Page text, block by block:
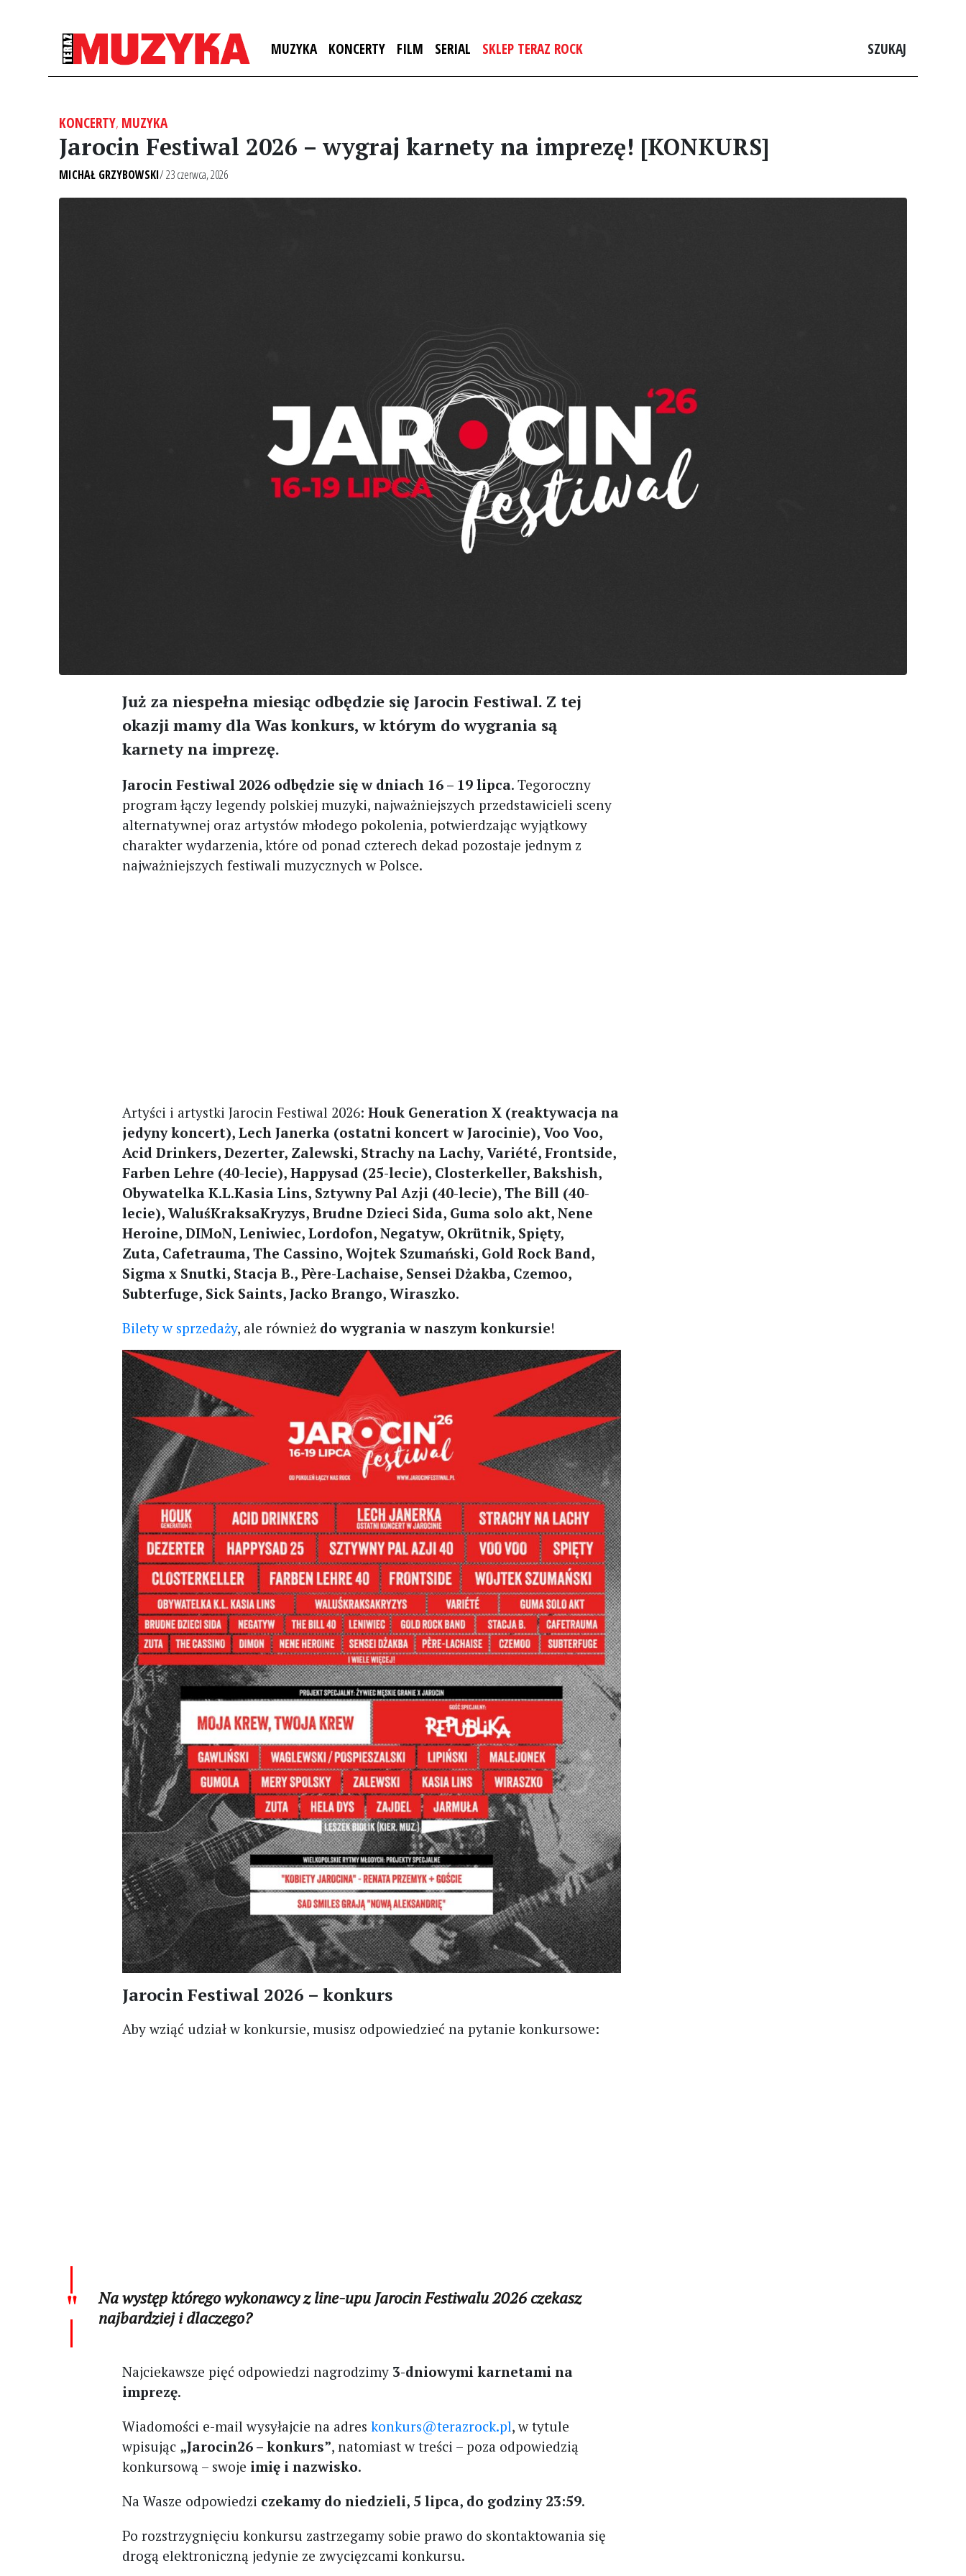
MUZYKA KONCERTY FILM SERIAL SKLEP TERAZ ROCK SZUKAJ
KONCERTY, MUZYKA
Jarocin Festiwal 2026 – wygraj karnety na imprezę! [KONKURS]
MICHAŁ GRZYBOWSKI/ 23 czerwca, 2026
Już za niespełna miesiąc odbędzie się Jarocin Festiwal. Z tej
okazji mamy dla Was konkurs, w którym do wygrania są
karnety na imprezę.
Jarocin Festiwal 2026 odbędzie się w dniach 16 – 19 lipca. Tegoroczny
program łączy legendy polskiej muzyki, najważniejszych przedstawicieli sceny
alternatywnej oraz artystów młodego pokolenia, potwierdzając wyjątkowy
charakter wydarzenia, które od ponad czterech dekad pozostaje jednym z
najważniejszych festiwali muzycznych w Polsce.
Artyści i artystki Jarocin Festiwal 2026:Houk Generation X (reaktywacja na
jedyny koncert), Lech Janerka (ostatni koncert w Jarocinie), Voo Voo,
Acid Drinkers, Dezerter, Zalewski, Strachy na Lachy, Variété, Frontside,
Farben Lehre (40-lecie), Happysad (25-lecie), Closterkeller, Bakshish,
Obywatelka K.L.Kasia Lins, Sztywny Pal Azji (40-lecie), The Bill (40-
lecie), WaluśKraksaKryzys, Brudne Dzieci Sida, Guma solo akt, Nene
Heroine, DIMoN, Leniwiec, Lordofon, Negatyw, Okrütnik, Spięty,
Zuta, Cafetrauma, The Cassino, Wojtek Szumański, Gold Rock Band,
Sigma x Snutki, Stacja B., Père-Lachaise, Sensei Dżakba, Czemoo,
Subterfuge, Sick Saints, Jacko Brango, Wiraszko.
Bilety w sprzedaży, ale również do wygrania w naszym konkursie!
Jarocin Festiwal 2026 – konkurs
Aby wziąć udział w konkursie, musisz odpowiedzieć na pytanie konkursowe:
Na występ którego wykonawcy z line-upu Jarocin Festiwalu 2026 czekasz
najbardziej i dlaczego?
Najciekawsze pięć odpowiedzi nagrodzimy 3-dniowymi karnetami na
imprezę.
Wiadomości e-mail wysyłajcie na adreskonkurs@terazrock.pl, w tytule
wpisując „Jarocin26 – konkurs”, natomiast w treści – poza odpowiedzią
konkursową – swoje imię i nazwisko.
Na Wasze odpowiedzi czekamy do niedzieli, 5 lipca, do godziny 23:59.
Po rozstrzygnięciu konkursu zastrzegamy sobie prawo do skontaktowania się
drogą elektroniczną jedynie ze zwycięzcami konkursu.